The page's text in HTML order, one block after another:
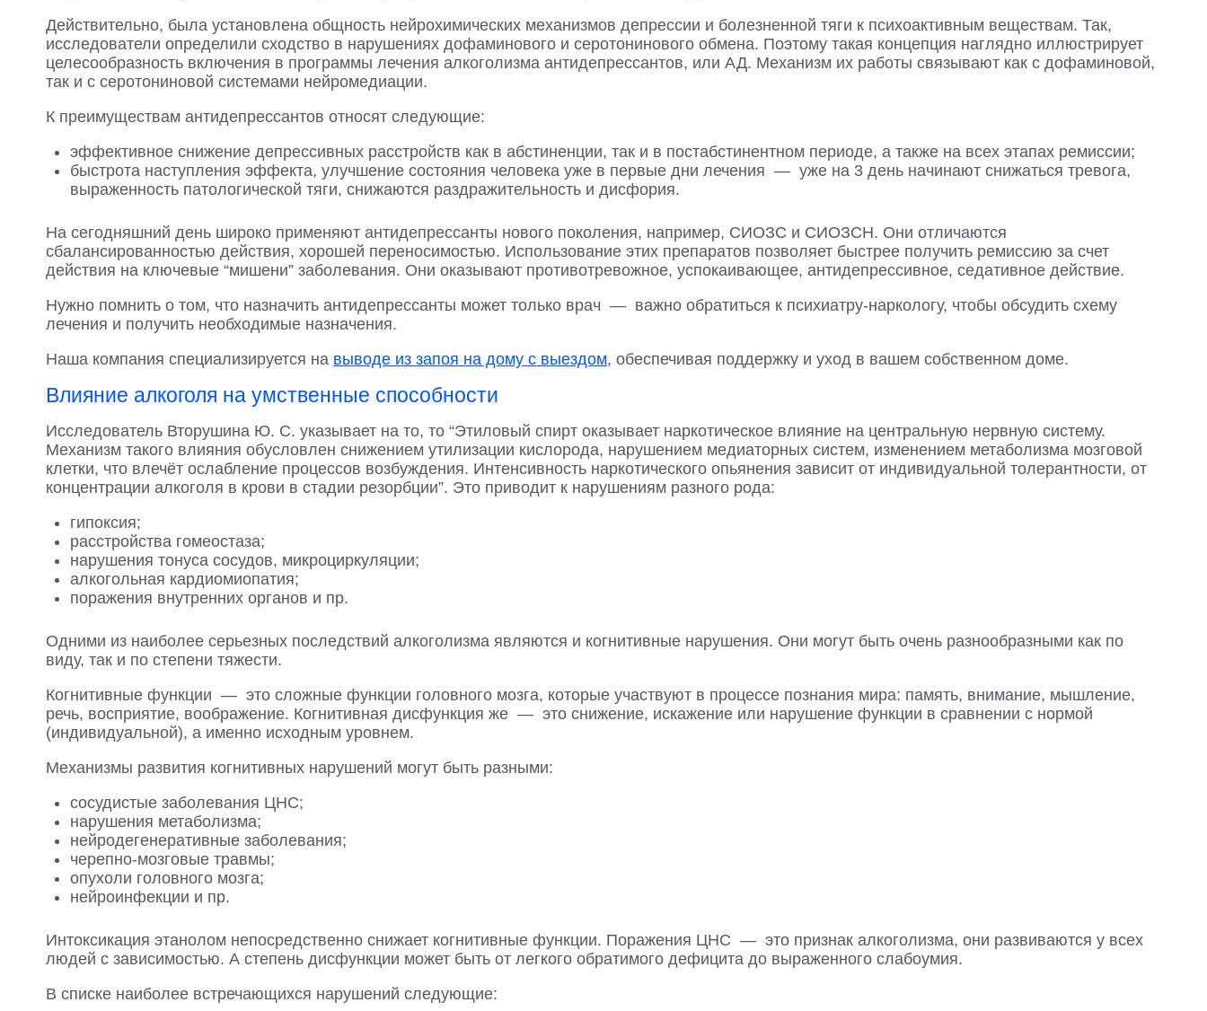
Действительно, была установлена общность нейрохимических механизмов депрессии и болезненной тяги к психоактивным веществам. Так,
исследователи определили сходство в нарушениях дофаминового и серотонинового обмена. Поэтому такая концепция наглядно иллюстрирует
целесообразность включения в программы лечения алкоголизма антидепрессантов, или АД. Механизм их работы связывают как с дофаминовой,
так и с серотониновой системами нейромедиации.
К преимуществам антидепрессантов относят следующие:
эффективное снижение депрессивных расстройств как в абстиненции, так и в постабстинентном периоде, а также на всех этапах ремиссии;
быстрота наступления эффекта, улучшение состояния человека уже в первые дни лечения — уже на 3 день начинают снижаться тревога,
выраженность патологической тяги, снижаются раздражительность и дисфория.
На сегодняшний день широко применяют антидепрессанты нового поколения, например, СИОЗС и СИОЗСН. Они отличаются
сбалансированностью действия, хорошей переносимостью. Использование этих препаратов позволяет быстрее получить ремиссию за счет
действия на ключевые “мишени” заболевания. Они оказывают противотревожное, успокаивающее, антидепрессивное, седативное действие.
Нужно помнить о том, что назначить антидепрессанты может только врач — важно обратиться к психиатру-наркологу, чтобы обсудить схему
лечения и получить необходимые назначения.
Наша компания специализируется на выводе из запоя на дому с выездом, обеспечивая поддержку и уход в вашем собственном доме.
Влияние алкоголя на умственные способности
Исследователь Вторушина Ю. С. указывает на то, то “Этиловый спирт оказывает наркотическое влияние на центральную нервную систему.
Механизм такого влияния обусловлен снижением утилизации кислорода, нарушением медиаторных систем, изменением метаболизма мозговой
клетки, что влечёт ослабление процессов возбуждения. Интенсивность наркотического опьянения зависит от индивидуальной толерантности, от
концентрации алкоголя в крови в стадии резорбции”. Это приводит к нарушениям разного рода:
гипоксия;
расстройства гомеостаза;
нарушения тонуса сосудов, микроциркуляции;
алкогольная кардиомиопатия;
поражения внутренних органов и пр.
Одними из наиболее серьезных последствий алкоголизма являются и когнитивные нарушения. Они могут быть очень разнообразными как по
виду, так и по степени тяжести.
Когнитивные функции — это сложные функции головного мозга, которые участвуют в процессе познания мира: память, внимание, мышление,
речь, восприятие, воображение. Когнитивная дисфункция же — это снижение, искажение или нарушение функции в сравнении с нормой
(индивидуальной), а именно исходным уровнем.
Механизмы развития когнитивных нарушений могут быть разными:
сосудистые заболевания ЦНС;
нарушения метаболизма;
нейродегенеративные заболевания;
черепно-мозговые травмы;
опухоли головного мозга;
нейроинфекции и пр.
Интоксикация этанолом непосредственно снижает когнитивные функции. Поражения ЦНС — это признак алкоголизма, они развиваются у всех
людей с зависимостью. А степень дисфункции может быть от легкого обратимого дефицита до выраженного слабоумия.
В списке наиболее встречающихся нарушений следующие: